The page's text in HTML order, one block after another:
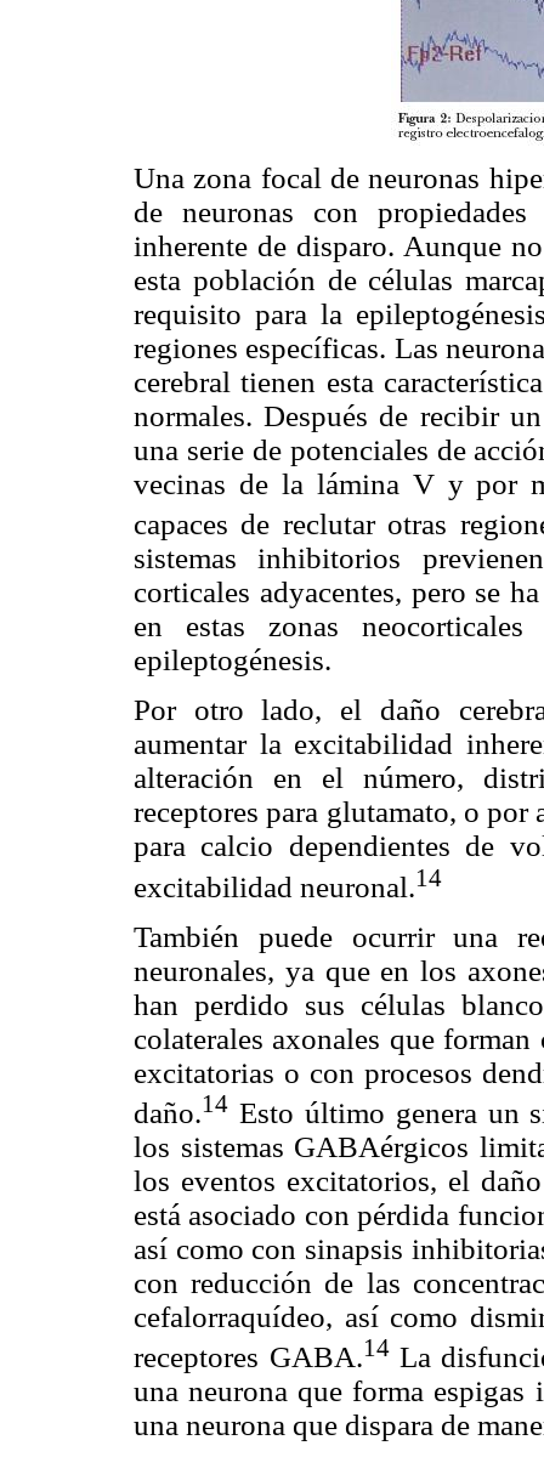
Una zona focal de neuronas
de neuronas con
inherente de disparo. Aunque
esta población de células
requisito para la
regiones específicas. Las
cerebral tienen esta
normales. Después de recibir
una serie de potenciales de
vecinas de la lámina V y por
capaces de reclutar otras
sistemas inhibitorios
corticales adyacentes, pero se
en estas zonas
epileptogénesis.
Por otro lado, el daño
aumentar la excitabilidad
alteración en el número,
receptores para glutamato, o
para calcio dependientes de
excitabilidad neuronal.14
También puede ocurrir una
neuronales, ya que en los
han perdido sus células
colaterales axonales que
excitatorias o con procesos
daño.14 Esto último genera un
los sistemas GABAérgicos
los eventos excitatorios, el
está asociado con pérdida
así como con sinapsis
con reducción de las
cefalorraquídeo, así como
receptores GABA.14 La
una neurona que forma
una neurona que dispara de